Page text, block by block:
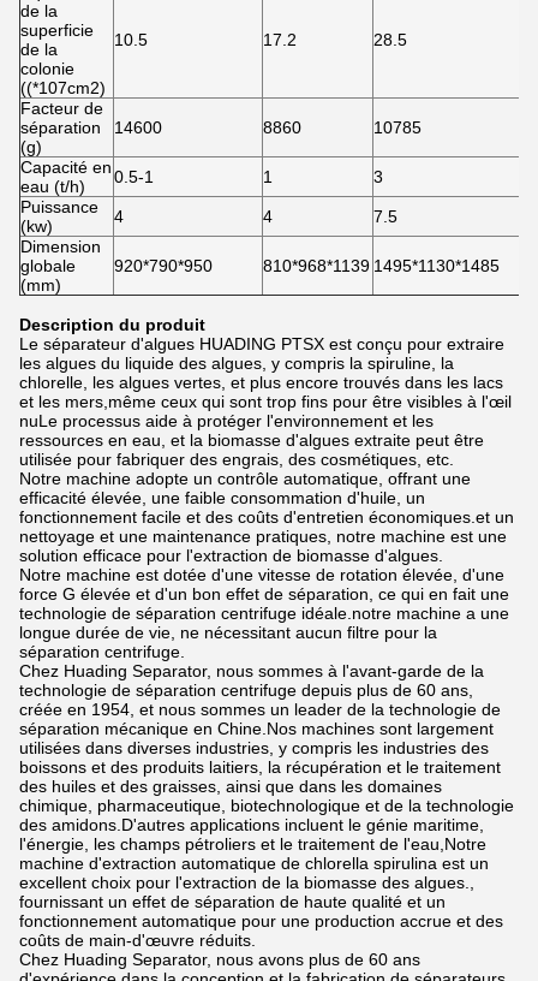
de la
superficie
de la
colonie
((*107cm2)
10.5 17.2 28.5
Facteur de
séparation
(g)
14600 8860 10785
Capacité en
eau (t/h)
0.5-1 1
3
Puissance
(kw)
4 4
7.5
Dimension
globale
(mm)
920*790*950 810*968*1139 1495*1130*1485
Description du produit
Le séparateur d'algues HUADING PTSX est conçu pour extraire
les algues du liquide des algues, y compris la spiruline, la
chlorelle, les algues vertes, et plus encore trouvés dans les lacs
et les mers,même ceux qui sont trop fins pour être visibles à l'œil
nuLe processus aide à protéger l'environnement et les
ressources en eau, et la biomasse d'algues extraite peut être
utilisée pour fabriquer des engrais, des cosmétiques, etc.
Notre machine adopte un contrôle automatique, offrant une
efficacité élevée, une faible consommation d'huile, un
fonctionnement facile et des coûts d'entretien économiques.et un
nettoyage et une maintenance pratiques, notre machine est une
solution efficace pour l'extraction de biomasse d'algues.
Notre machine est dotée d'une vitesse de rotation élevée, d'une
force G élevée et d'un bon effet de séparation, ce qui en fait une
technologie de séparation centrifuge idéale.notre machine a une
longue durée de vie, ne nécessitant aucun filtre pour la
séparation centrifuge.
Chez Huading Separator, nous sommes à l'avant-garde de la
technologie de séparation centrifuge depuis plus de 60 ans,
créée en 1954, et nous sommes un leader de la technologie de
séparation mécanique en Chine.Nos machines sont largement
utilisées dans diverses industries, y compris les industries des
boissons et des produits laitiers, la récupération et le traitement
des huiles et des graisses, ainsi que dans les domaines
chimique, pharmaceutique, biotechnologique et de la technologie
des amidons.D'autres applications incluent le génie maritime,
l'énergie, les champs pétroliers et le traitement de l'eau,Notre
machine d'extraction automatique de chlorella spirulina est un
excellent choix pour l'extraction de la biomasse des algues.,
fournissant un effet de séparation de haute qualité et un
fonctionnement automatique pour une production accrue et des
coûts de main-d'œuvre réduits.
Chez Huading Separator, nous avons plus de 60 ans